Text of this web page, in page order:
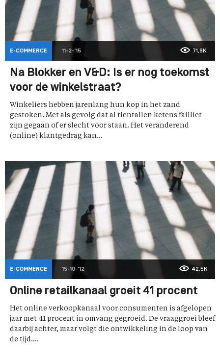
E-COMMERCE 11-2-'15 71,9K
Na Blokker en V&D: Is er nog toekomst
voor de winkelstraat?
Winkeliers hebben jarenlang hun kop in het zand
gestoken. Met als gevolg dat al tientallen ketens failliet
zijn gegaan of er slecht voor staan. Het veranderend
(online) klantgedrag kan...
E-COMMERCE 15-10-'12 42,5K
Online retailkanaal groeit 41 procent
Het online verkoopkanaal voor consumenten is afgelopen
jaar met 41 procent in omvang gegroeid. De vraaggroei bleef
daarbij achter, maar volgt die ontwikkeling in de loop van
de tijd....